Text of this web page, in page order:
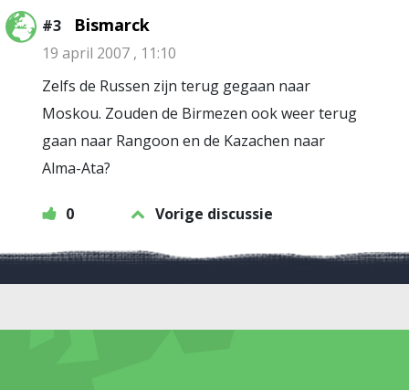
#3 Bismarck
19 april 2007 , 11:10
Zelfs de Russen zijn terug gegaan naar
Moskou. Zouden de Birmezen ook weer terug
gaan naar Rangoon en de Kazachen naar
Alma-Ata?
0 Vorige discussie